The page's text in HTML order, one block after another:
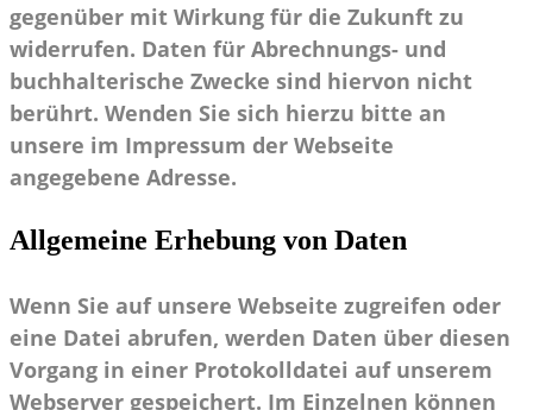
gegenüber mit Wirkung für die Zukunft zu
widerrufen. Daten für Abrechnungs- und
buchhalterische Zwecke sind hiervon nicht
berührt. Wenden Sie sich hierzu bitte an
unsere im Impressum der Webseite
angegebene Adresse.
Allgemeine Erhebung von Daten
Wenn Sie auf unsere Webseite zugreifen oder
eine Datei abrufen, werden Daten über diesen
Vorgang in einer Protokolldatei auf unserem
Webserver gespeichert. Im Einzelnen können